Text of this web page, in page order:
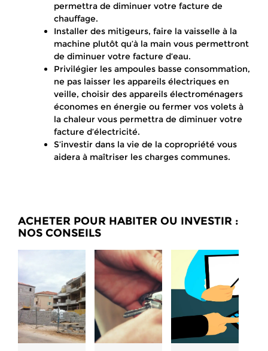
permettra de diminuer votre facture de
chauffage.
Installer des mitigeurs, faire la vaisselle à la
machine plutôt qu’à la main vous permettront
de diminuer votre facture d’eau.
Privilégier les ampoules basse consommation,
ne pas laisser les appareils électriques en
veille, choisir des appareils électroménagers
économes en énergie ou fermer vos volets à
la chaleur vous permettra de diminuer votre
facture d’électricité.
S’investir dans la vie de la copropriété vous
aidera à maîtriser les charges communes.
ACHETER POUR HABITER OU INVESTIR :
NOS CONSEILS